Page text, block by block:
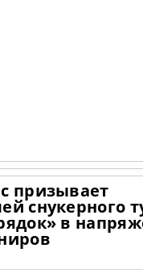
призывает
снукерного
в